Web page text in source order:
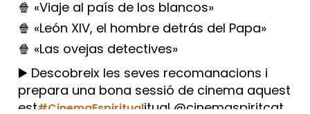
🍿 «Viaje al país de los blancos»
🍿 «León XIV, el hombre detrás del Papa»
🍿 «Las ovejas detectives»
▶️ Descobreix les seves recomanacions i
prepara una bona sessió de cinema aquest
est#CinemaEspiritualitual @cinemaspiritcat